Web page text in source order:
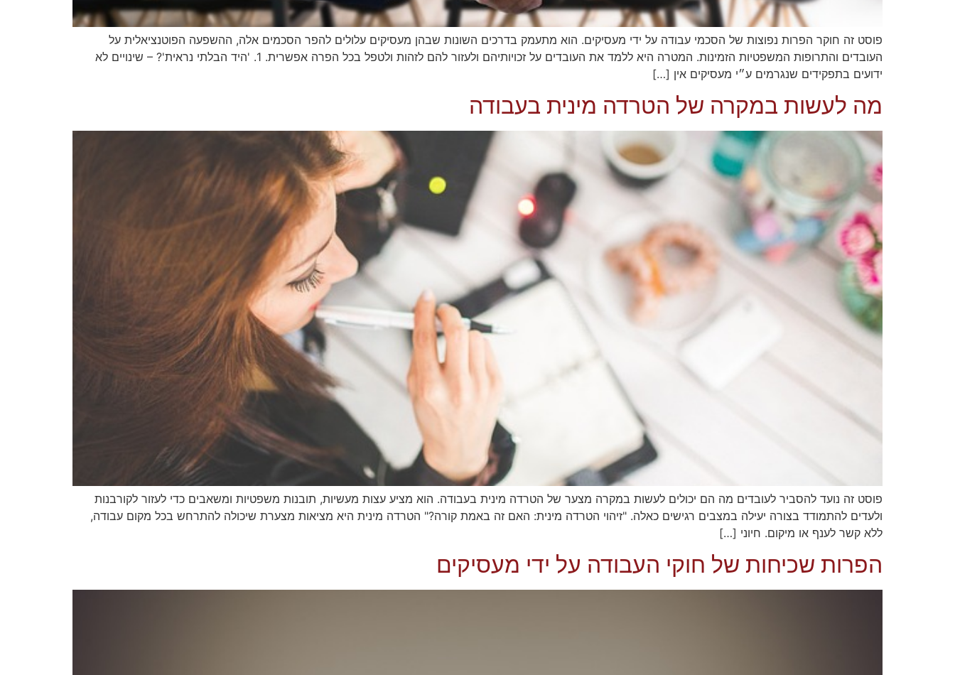
פוסט זה חוקר הפרות נפוצות של הסכמי עבודה על ידי מעסיקים. הוא מתעמק בדרכים השונות שבהן מעסיקים עלולים להפר הסכמים אלה, ההשפעה הפוטנציאלית על
העובדים והתרופות המשפטיות הזמינות. המטרה היא ללמד את העובדים על זכויותיהם ולעזור להם לזהות ולטפל בכל הפרה אפשרית. 1. 'היד הבלתי נראית'? – שינויים לא
ידועים בתפקידים שנגרמים ע״י מעסיקים אין […]
מה לעשות במקרה של הטרדה מינית בעבודה
פוסט זה נועד להסביר לעובדים מה הם יכולים לעשות במקרה מצער של הטרדה מינית בעבודה. הוא מציע עצות מעשיות, תובנות משפטיות ומשאבים כדי לעזור לקורבנות
ולעדים להתמודד בצורה יעילה במצבים רגישים כאלה. "זיהוי הטרדה מינית: האם זה באמת קורה?" הטרדה מינית היא מציאות מצערת שיכולה להתרחש בכל מקום עבודה,
ללא קשר לענף או מיקום. חיוני […]
הפרות שכיחות של חוקי העבודה על ידי מעסיקים